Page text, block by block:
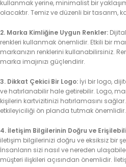
kullanmak yerine, minimalist bir
olacaktır. Temiz ve düzenli bir tasarım,
2. Marka Kimliğine Uygun Renkler:
renkleri kullanmak önemlidir. Etkili bir
markanızın renklerini kullanabilirsiniz.
marka imajınızı güçlendirir.
3. Dikkat Çekici Bir Logo: İyi bir logo,
ve hatırlanabilir hale getirebilir. Logo,
kişilerin kartvizitinizi hatırlamasını
etkileyiciliği ön planda tutmak önemlidir.
4. İletişim Bilgilerinin Doğru ve
iletişim bilgilerinizi doğru ve eksiksiz bir
İnsanların sizi nasıl ve nereden
müşteri ilişkileri açısından önemlidir.